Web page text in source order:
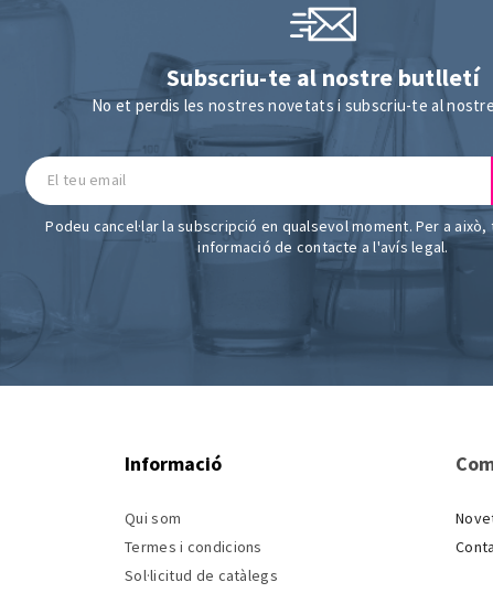
Subscriu-te al nostre butlletí
No et perdis les nostres novetats i subscriu-te al
Podeu cancel·lar la subscripció en qualsevol moment. Per a
informació de contacte a l'avís legal.
Informació
Qui som
Termes i condicions
Sol·licitud de catàlegs